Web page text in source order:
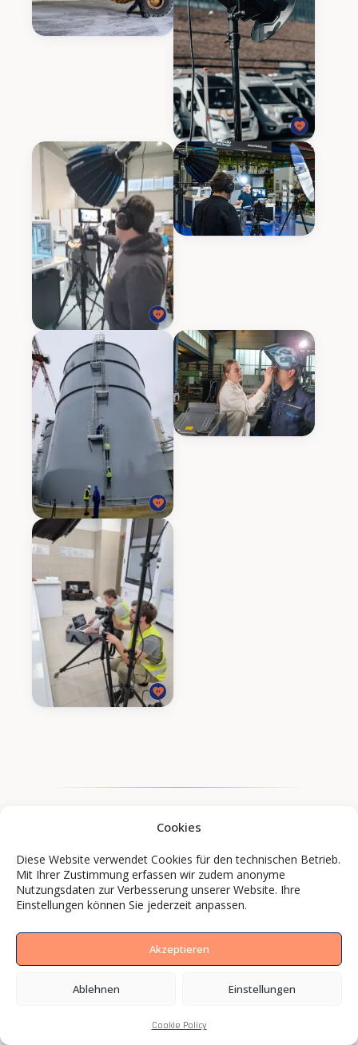
Cookies
Diese Website verwendet Cookies für den technischen Betrieb.
Mit Ihrer Zustimmung erfassen wir zudem anonyme
Nutzungsdaten zur Verbesserung unserer Website. Ihre
Einstellungen können Sie jederzeit anpassen.
Akzeptieren
Ablehnen Einstellungen
Cookie Policy
Marken und Mittelständler setzen mit BCS
Media auf Bilder, die wirken.